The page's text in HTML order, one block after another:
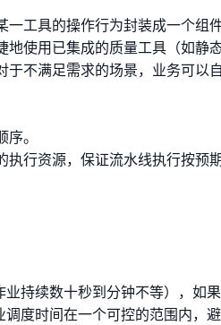
一工具的操作行为封装成一个组
使用已集成的质量工具（如静
不满足需求的场景，业务可以
。
行资源，保证流水线执行按预期
持续数十秒到分钟不等），如
度时间在一个可控的范围内，避